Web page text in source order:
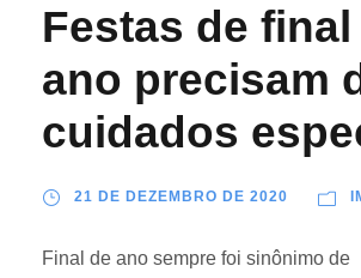
Festas de final
ano precisam
cuidados
21 DE DEZEMBRO DE 2020
Final de ano sempre foi sinônimo de